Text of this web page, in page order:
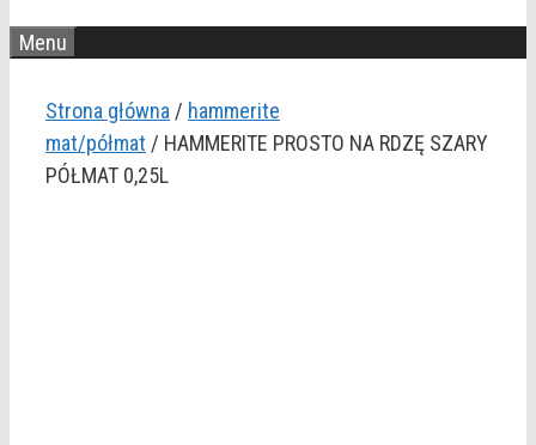
Menu
Strona główna / hammerite
mat/półmat / HAMMERITE PROSTO NA RDZĘ SZARY
PÓŁMAT 0,25L